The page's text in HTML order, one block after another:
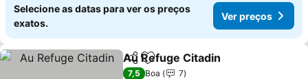
Selecione as datas para ver os preços
exatos.
Ver preços
PartilharAdicionar aos favoritos
Au Refuge Citadin
7,5 Boa
7